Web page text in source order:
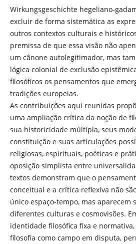
Wirkungsgeschichte hegeliano-
excluir de forma sistemática as
outros contextos culturais e
premissa de que essa visão não
um cânone autolegitimador, mas
lógica colonial de exclusão
filosóficos os pensamentos que
tradições europeias.
As contribuições aqui reunidas
uma ampliação crítica da noção de
sua historicidade múltipla, seus
constituição e suas articulações
religiosas, espirituais, poéticas e
oposição simplista entre
textos demonstram que o
conceitual e a crítica reflexiva não
único espaço-tempo, mas aparecem
diferentes culturas e cosmovisões.
identidade filosófica fixa e
filosofia como campo em disputa,